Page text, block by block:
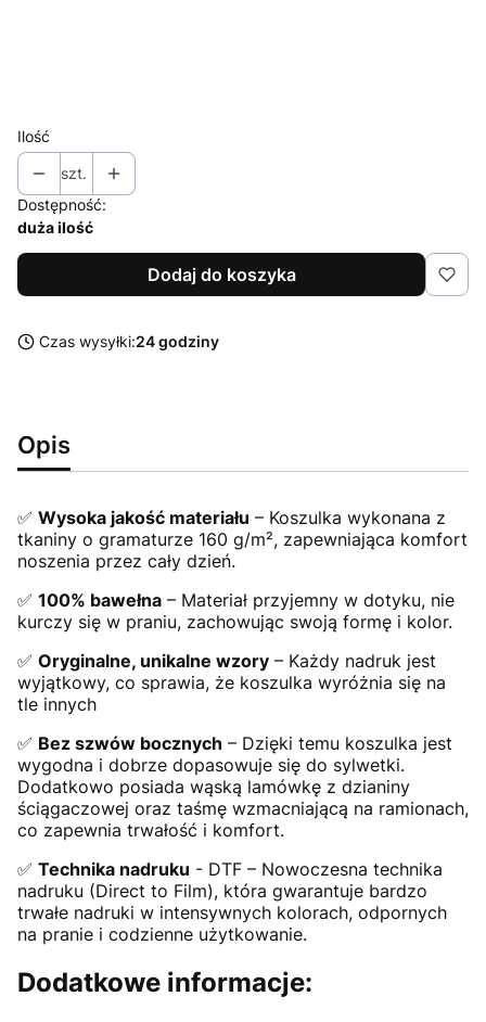
Ilość
szt.
Dostępność:
duża ilość
Dodaj do koszyka
Czas wysyłki:24 godziny
Opis
✅ Wysoka jakość materiału – Koszulka wykonana z
tkaniny o gramaturze 160 g/m², zapewniająca komfort
noszenia przez cały dzień.
✅ 100% bawełna – Materiał przyjemny w dotyku, nie
kurczy się w praniu, zachowując swoją formę i kolor.
✅ Oryginalne, unikalne wzory – Każdy nadruk jest
wyjątkowy, co sprawia, że koszulka wyróżnia się na
tle innych
✅ Bez szwów bocznych – Dzięki temu koszulka jest
wygodna i dobrze dopasowuje się do sylwetki.
Dodatkowo posiada wąską lamówkę z dzianiny
ściągaczowej oraz taśmę wzmacniającą na ramionach,
co zapewnia trwałość i komfort.
✅ Technika nadruku - DTF – Nowoczesna technika
nadruku (Direct to Film), która gwarantuje bardzo
trwałe nadruki w intensywnych kolorach, odpornych
na pranie i codzienne użytkowanie.
Dodatkowe informacje: